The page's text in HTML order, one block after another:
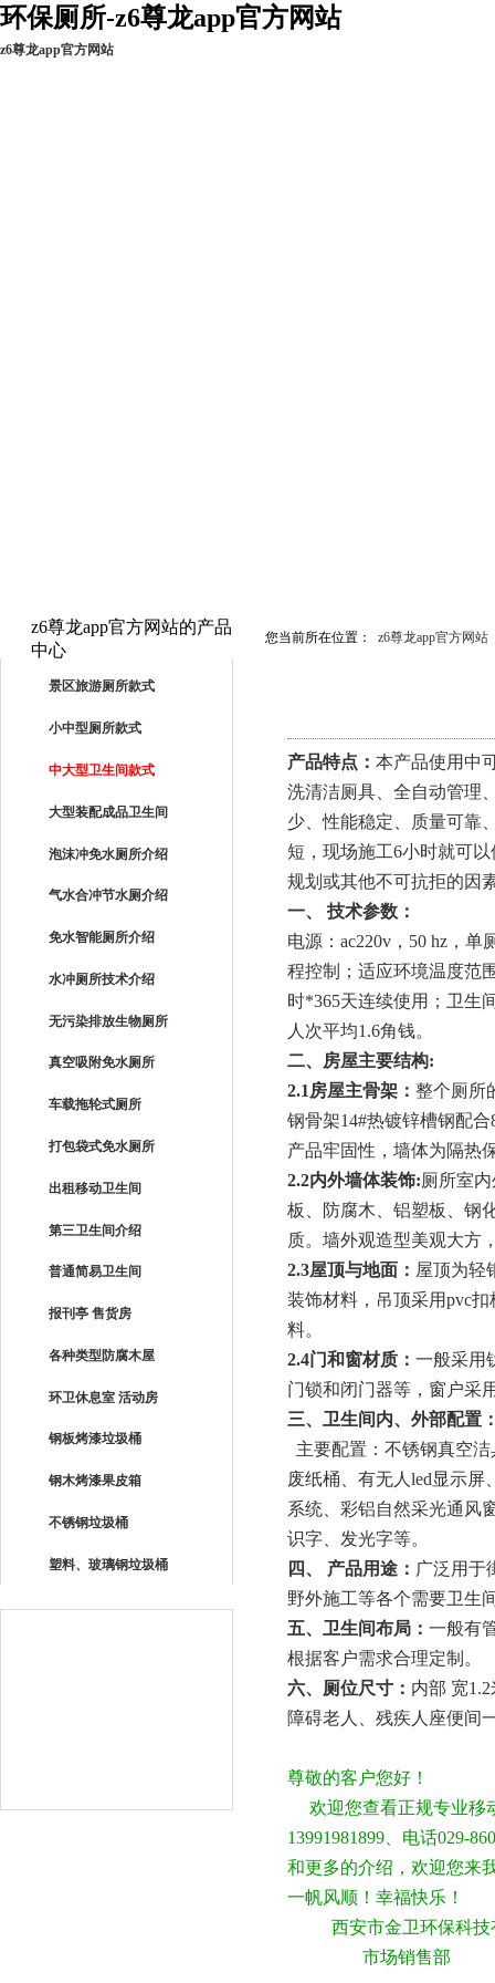
环保厕所-z6尊龙app官方网站
z6尊龙app官方网站
z6尊龙app官方网站的产品
中心
景区旅游厕所款式
小中型厕所款式
中大型卫生间款式
大型装配成品卫生间
泡沫冲免水厕所介绍
气水合冲节水厕介绍
免水智能厕所介绍
水冲厕所技术介绍
无污染排放生物厕所
真空吸附免水厕所
车载拖轮式厕所
打包袋式免水厕所
出租移动卫生间
第三卫生间介绍
普通简易卫生间
报刊亭 售货房
各种类型防腐木屋
环卫休息室 活动房
钢板烤漆垃圾桶
钢木烤漆果皮箱
不锈钢垃圾桶
塑料、玻璃钢垃圾桶
您当前所在位置： z6尊龙app官方网站
产品特点： 本产品使用中
洗清洁厕具、全自动管理
少、性能稳定、质量可靠
短，现场施工6小时就可
规划或其他不可抗拒的因
一、 技术参数：
电源： ac220v ， 50 hz ，单
程控制；适应环境温度范
时*365天连续使用；卫生
人次平均1.6角钱。
二、房屋主要结构:
2.1 房屋主骨架： 整个厕所
钢骨架14#热镀锌槽钢配合
产品牢固性，墙体为隔热
2.2内外墙体装饰:厕所室
板、防腐木、铝塑板、钢
质。墙外观造型美观大方
2.3屋顶与地面： 屋顶为轻
装饰材料，吊顶采用pvc扣
料。
2.4门和窗材质： 一般采用
门锁和闭门器等，窗户采
三、卫生间内、外部配置
主要配置：不锈钢真空
废纸桶、有无人 led显示屏
系统、彩铝自然采光通风
识字、发光字等。
四、 产品用途： 广泛用于
野外施工等各个需要卫生
五、卫生间布局： 一般有
根据客户需求合理定制。
六、厕位尺寸： 内部 宽1.2
障碍老人、残疾人座便间
尊敬的客户您好！
欢迎您查看正规专业移
13991981899、电话029-
和更多的介绍，欢迎您来
一帆风顺！幸福快乐！
西安市金卫环保科技
市场销售部